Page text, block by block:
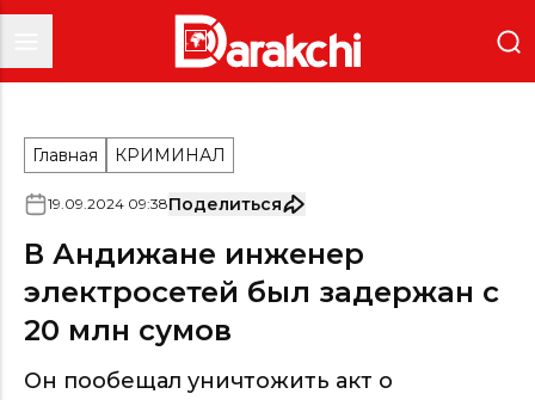
Главная КРИМИНАЛ
19.09.2024 09:38Поделиться
В Андижане инженер
электросетей был задержан с
20 млн сумов
Он пообещал уничтожить акт о